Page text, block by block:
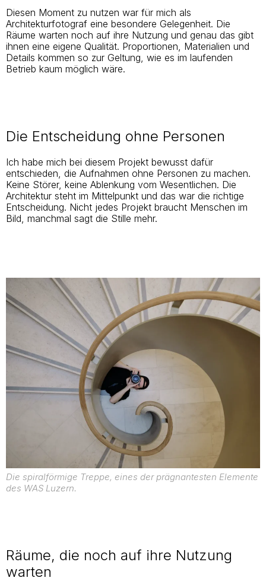
Diesen Moment zu nutzen war für mich als
Architekturfotograf eine besondere Gelegenheit. Die
Räume warten noch auf ihre Nutzung und genau das gibt
ihnen eine eigene Qualität. Proportionen, Materialien und
Details kommen so zur Geltung, wie es im laufenden
Betrieb kaum möglich wäre.
Die Entscheidung ohne Personen
Ich habe mich bei diesem Projekt bewusst dafür
entschieden, die Aufnahmen ohne Personen zu machen.
Keine Störer, keine Ablenkung vom Wesentlichen. Die
Architektur steht im Mittelpunkt und das war die richtige
Entscheidung. Nicht jedes Projekt braucht Menschen im
Bild, manchmal sagt die Stille mehr.
Die spiralförmige Treppe, eines der prägnantesten Elemente
des WAS Luzern.
Räume, die noch auf ihre Nutzung
warten